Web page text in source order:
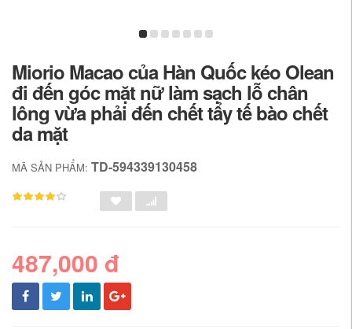
Miorio Macao của Hàn Quốc kéo Olean
đi đến góc mặt nữ làm sạch lỗ chân
lông vừa phải đến chết tẩy tế bào chết
da mặt
MÃ SẢN PHẨM: TD-594339130458
487,000 đ